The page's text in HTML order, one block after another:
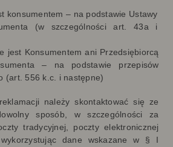
konsumentem – na podstawie Ustawy
(w szczególności art. 43a i
jest Konsumentem ani Przedsiębiorcą
– na podstawie przepisów
(art. 556 k.c. i następne)
należy skontaktować się ze
sposób, w szczególności za
tradycyjnej, poczty elektronicznej
dane wskazane w § I